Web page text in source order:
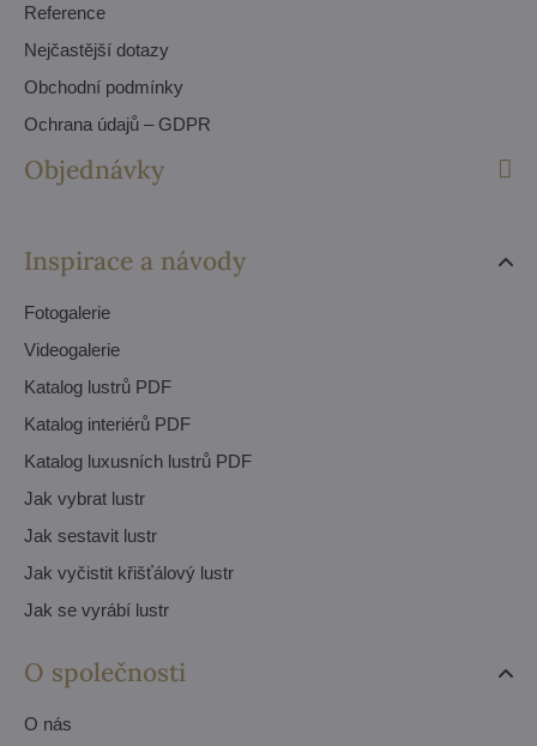
Reference
Nejčastější dotazy
Obchodní podmínky
Ochrana údajů – GDPR
Objednávky
Inspirace a návody
Fotogalerie
Videogalerie
Katalog lustrů PDF
Katalog interiérů PDF
Katalog luxusních lustrů PDF
Jak vybrat lustr
Jak sestavit lustr
Jak vyčistit křišťálový lustr
Jak se vyrábí lustr
O společnosti
O nás